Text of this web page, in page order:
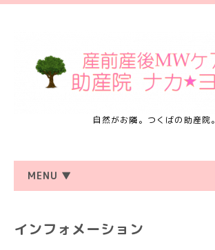
自然がお隣。つくばの助産院。
MENU ▼
インフォメーション